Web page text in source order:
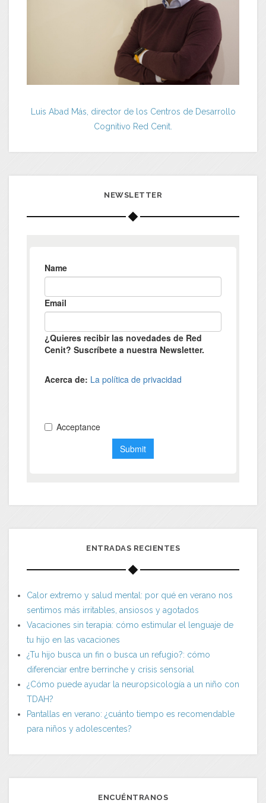
Luis Abad Más, director de los Centros de Desarrollo
Cognitivo Red Cenit.
NEWSLETTER
ENTRADAS RECIENTES
Calor extremo y salud mental: por qué en verano nos
sentimos más irritables, ansiosos y agotados
Vacaciones sin terapia: cómo estimular el lenguaje de
tu hijo en las vacaciones
¿Tu hijo busca un fin o busca un refugio?: cómo
diferenciar entre berrinche y crisis sensorial
¿Cómo puede ayudar la neuropsicología a un niño con
TDAH?
Pantallas en verano: ¿cuánto tiempo es recomendable
para niños y adolescentes?
ENCUÉNTRANOS